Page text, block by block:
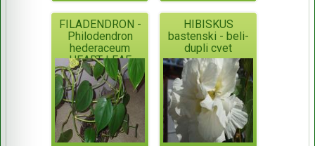
FILADENDRON -
Philodendron
hederaceum
HEART-LEAF
HIBISKUS
bastenski - beli-
dupli cvet